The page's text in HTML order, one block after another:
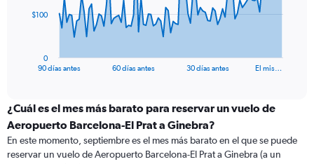
The
categories.
Range:
91
categories.
The
90 días antes 60 días antes 30 días antes El mis…
0
$100
¿Cuál es el mes más barato para reservar un vuelo de
Aeropuerto Barcelona-El Prat a Ginebra?
En este momento, septiembre es el mes más barato en el que se puede
reservar un vuelo de Aeropuerto Barcelona-El Prat a Ginebra (a un